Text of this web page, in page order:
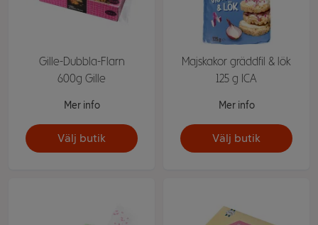
Gille-Dubbla-Flarn
600g Gille
Mer info
Välj butik
Majskakor gräddfil & lök
125 g ICA
Mer info
Välj butik